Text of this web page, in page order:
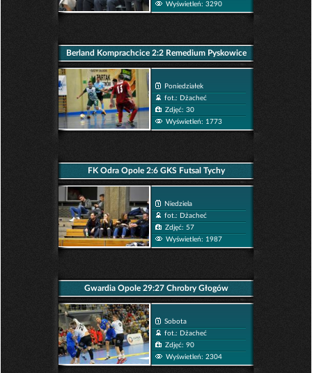
Wyświetleń: 3290
Berland Komprachcice 2:2 Remedium Pyskowice
Poniedziałek
fot.: Dżacheć
Zdjęć: 30
Wyświetleń: 1773
FK Odra Opole 2:6 GKS Futsal Tychy
Niedziela
fot.: Dżacheć
Zdjęć: 57
Wyświetleń: 1987
Gwardia Opole 29:27 Chrobry Głogów
Sobota
fot.: Dżacheć
Zdjęć: 90
Wyświetleń: 2304